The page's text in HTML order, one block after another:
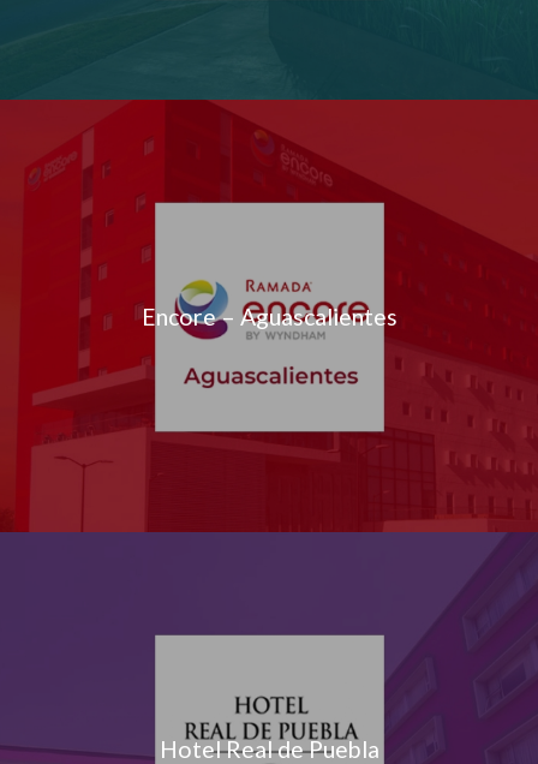
Encore – Aguascalientes
Hotel Real de Puebla